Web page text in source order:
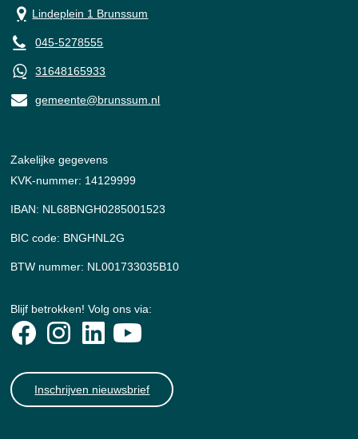
Lindeplein 1 Brunssum
045-5278555
31648165933
gemeente@brunssum.nl
Zakelijke gegevens
KVK-nummer: 14129999
IBAN: NL68BNGH0285001523
BIC code: BNGHNL2G
BTW nummer: NL001733035B10
Blijf betrokken! Volg ons via:
Inschrijven nieuwsbrief